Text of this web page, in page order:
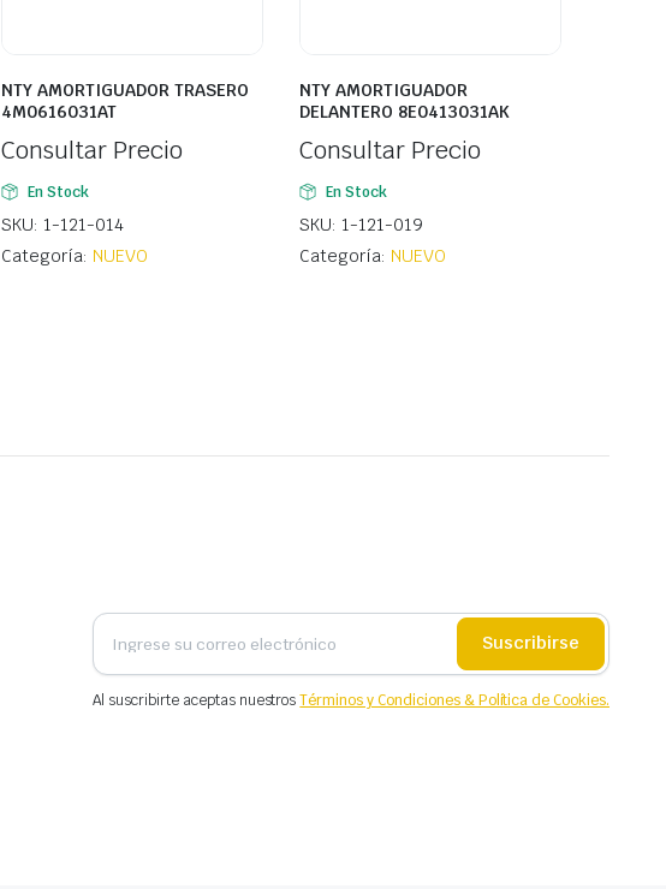
NTY AMORTIGUADOR TRASERO
4M0616031AT
Consultar Precio
En Stock
SKU: 1-121-014
Categoría: NUEVO
NTY AMORTIGUADOR
DELANTERO 8E0413031AK
Consultar Precio
En Stock
SKU: 1-121-019
Categoría: NUEVO
Suscribirse
Al suscribirte aceptas nuestrosTérminos y Condiciones & Política de Cookies.